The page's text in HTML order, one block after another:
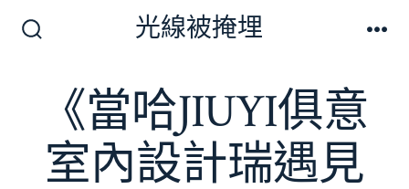
關
光線被掩埋
《當哈JIUYI俱意
室內設計瑞遇見